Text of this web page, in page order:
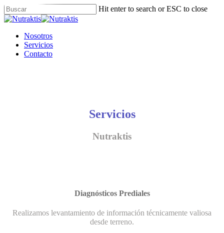
Skip
to
content
Hit enter to search or ESC to close
Close
Menu
Nosotros
Servicios
Contacto
Servicios
Nutraktis
Diagnósticos Prediales
Realizamos levantamiento de información técnicamente valiosa
desde terreno.